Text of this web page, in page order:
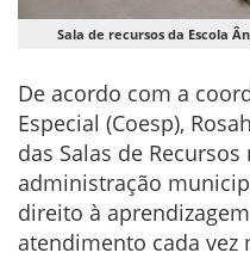
Sala de recursos da Escola
De acordo com a
Especial (Coesp),
das Salas de
administração
direito à
atendimento cada vez